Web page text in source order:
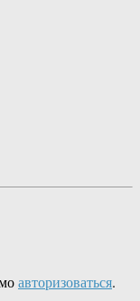
авторизоваться.